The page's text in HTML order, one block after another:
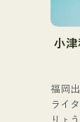
EP『
└EP
なが
└ツ
18日
同期
とし
して
「
が採
サウ
小津
福岡
ライ
りょ